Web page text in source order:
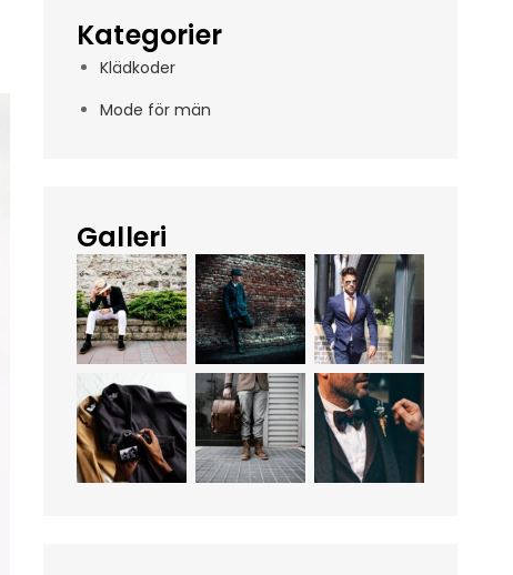
Kategorier
Klädkoder
Mode för män
Galleri